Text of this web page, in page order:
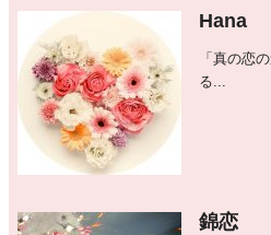
Hana
「真の恋
る...
錦恋